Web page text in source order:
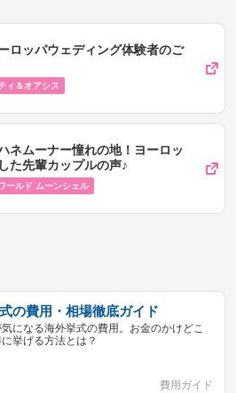
ロッパウェディング体験者のご
ィ＆オアシス
ネムーナー憧れの地！ヨーロッ
た先輩カップルの声♪
ールド ムーンシェル
の費用・相場徹底ガイド
になる海外挙式の費用。お金のかけどこ
挙げる方法とは？
費用ガイド